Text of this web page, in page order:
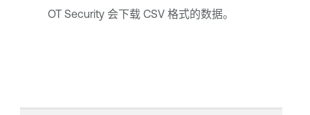
OT Security会下载 CSV 格式的数据。